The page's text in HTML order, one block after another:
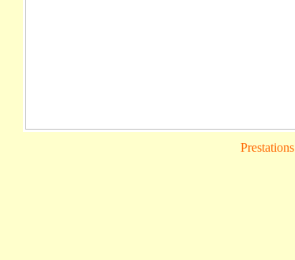
Prestations